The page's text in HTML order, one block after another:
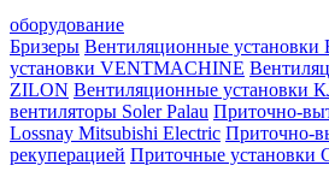
оборудование
Бризеры Вентиляционные установки
установки VENTMACHINE
ZILON Вентиляционные
вентиляторы Soler Palau Приточно-
Lossnay Mitsubishi Electric Приточно-
рекуперацией Приточные установки